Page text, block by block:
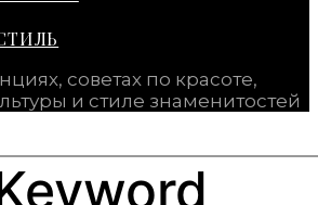
советах по красоте,
и стиле знаменитостей